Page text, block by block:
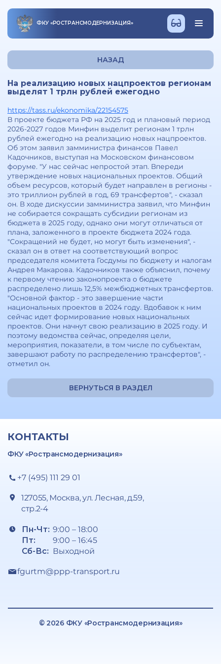
ФКУ «РОСТРАНСМОДЕРНИЗАЦИЯ»
НАЗАД
На реализацию новых нацпроектов регионам
выделят 1 трлн рублей ежегодно
https://tass.ru/ekonomika/22154575
В проекте бюджета РФ на 2025 год и плановый период
2026-2027 годов Минфин выделит регионам 1 трлн
рублей ежегодно на реализацию новых нацпроектов.
Об этом заявил замминистра финансов Павел
Кадочников, выступая на Московском финансовом
форуме. "У нас сейчас непростой этап. Впереди
утверждение новых национальных проектов. Общий
объем ресурсов, который будет направлен в регионы -
это триллион рублей в год, 69 трансфертов", - сказал
он. В ходе дискуссии замминистра заявил, что Минфин
не собирается сокращать субсидии регионам из
бюджета в 2025 году, однако они могут отличаться от
плана, заложенного в проекте бюджета 2024 года.
"Сокращений не будет, но могут быть изменения", -
сказал он в ответ на соответствующий вопрос
председателя комитета Госдумы по бюджету и налогам
Андрея Макарова. Кадочников также объяснил, почему
к первому чтению законопроекта о бюджете
распределено лишь 12,5% межбюджетных трансфертов.
"Основной фактор - это завершение части
национальных проектов в 2024 году. Вдобавок к ним
сейчас идет формирование новых национальных
проектов. Они начнут свою реализацию в 2025 году. И
поэтому ведомства сейчас, определяя цели,
мероприятия, показатели, в том числе по субъектам,
завершают работу по распределению трансфертов", -
отметил он.
ВЕРНУТЬСЯ В РАЗДЕЛ
КОНТАКТЫ
ФКУ «Ространсмодернизация»
+7 (495) 111 29 01
127055, Москва, ул. Лесная, д.59,
стр.2-4
Пн-Чт:
Пт:
Сб-Вс:
9:00 – 18:00
9:00 – 16:45
Выходной
fgurtm@ppp-transport.ru
© 2026 ФКУ «Ространсмодернизация»